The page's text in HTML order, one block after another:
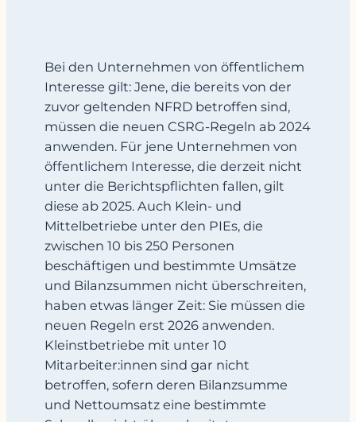
Bei den Unternehmen von öffentlichem
Interesse gilt: Jene, die bereits von der
zuvor geltenden NFRD betroffen sind,
müssen die neuen CSRG-Regeln ab 2024
anwenden. Für jene Unternehmen von
öffentlichem Interesse, die derzeit nicht
unter die Berichtspflichten fallen, gilt
diese ab 2025. Auch Klein- und
Mittelbetriebe unter den PIEs, die
zwischen 10 bis 250 Personen
beschäftigen und bestimmte Umsätze
und Bilanzsummen nicht überschreiten,
haben etwas länger Zeit: Sie müssen die
neuen Regeln erst 2026 anwenden.
Kleinstbetriebe mit unter 10
Mitarbeiter:innen sind gar nicht
betroffen, sofern deren Bilanzsumme
und Nettoumsatz eine bestimmte